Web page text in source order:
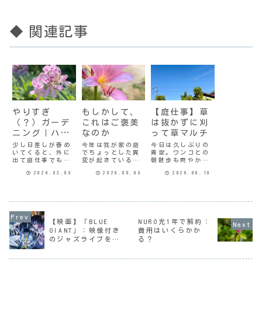
◆ 関連記事
やりすぎ
（？）ガーデ
ニング｜ハー
ブゼラニウム
が丸坊主
少し日差しが春め
いてくると、外に
出て庭仕事でもし
なってくるね。
くなったからと地
植えにしたのだっ
た。それから何年
経つだろう、10年
以上になるかな。
モリモリ大き
く...
2026.03.09
もしかして、
これはご褒美
なのか
今年は我が家の庭
でちょっとした異
変が起きている。
も何年も咲かなか
に花芽なのか、実
はいまだに半信半
疑ではあるのだけ
ど。今までこの時
形...
2026.08.09
【庭仕事】草
は抜かずに刈
って草マルチ
今日は久しぶりの
青空。ワンコとの
朝散歩も爽やかで
た。昨日のこと、
た。例の草刈り鋏
が届いた時にお試
「...
2026.06.10
【映画】「BLUE
GIANT」：映像付き
のジャズライブを堪
NURO光1年で解約：
費用はいくらかか
る？